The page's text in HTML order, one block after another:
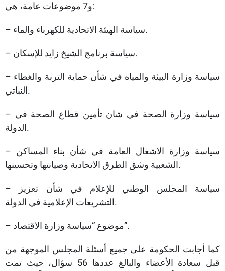
و7 موضوعات عامة، هي:
– سياسة الهيئة الاتحادية للكهرباء والماء.
– سياسة برنامج الشيخ زايد للإسكان.
– سياسة وزارة البيئة والمياه في شأن حماية التربة والغطاء
النباتي.
– سياسة وزارة الصحة في شان تأمين قطاع الصحة في
الدولة.
– سياسة وزارة الاشغال العامة في شأن بناء المساكن
الشعبية وشق الطرق الاتحادية وصيانتها وتحسينها.
– سياسة المجلس الوطني للإعلام في شأن تعزيز
التشريعات الإعلامية في الدولة.
– موضوع “سياسة وزارة الاقتصاد”.
كما أجابت الحكومة على جميع أسئلة المجلس الموجهة من
قبل سعادة الأعضاء والبالغ عددها 56 سؤال، حيث تمت